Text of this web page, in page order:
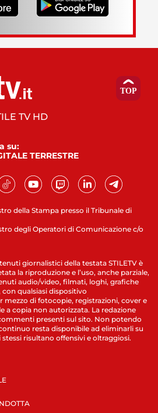
della Stampa presso il Tribunale di
degli Operatori di Comunicazione c/o
TV HD
su:
TERRESTRE
giornalistici della testata STILETV è
la riproduzione e l’uso, anche parziale,
audio/video, filmati, loghi, grafiche
qualsiasi dispositivo
mezzo di fotocopie, registrazioni, cover e
a copia non autorizzata. La redazione
presenti sul sito. Non potendo
resta disponibile ad eliminarli su
risultano offensivi e oltraggiosi.